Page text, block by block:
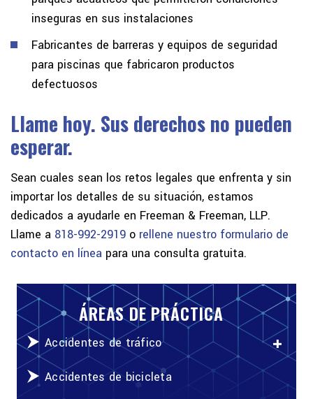
inseguras en sus instalaciones
Fabricantes de barreras y equipos de seguridad
para piscinas que fabricaron productos
defectuosos
Llame hoy. Sus derechos no pueden
esperar.
Sean cuales sean los retos legales que enfrenta y sin
importar los detalles de su situación, estamos
dedicados a ayudarle en Freeman & Freeman, LLP.
Llame a 818-992-2919 o rellene nuestro formulario de
contacto en línea para una consulta gratuita.
ÁREAS DE PRÁCTICA
Accidentes de tráfico
Accidentes de bicicleta